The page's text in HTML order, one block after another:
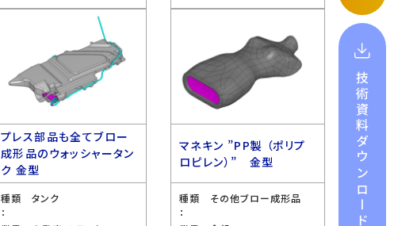
プレス部品も全てブロー
成形品のウォッシャータン
ク 金型
種類
：
タンク
マネキン ”PP製 （ポリプ
ロピレン）” 金型
種類
：
その他ブロー成形品
技術資料
ダウンロード